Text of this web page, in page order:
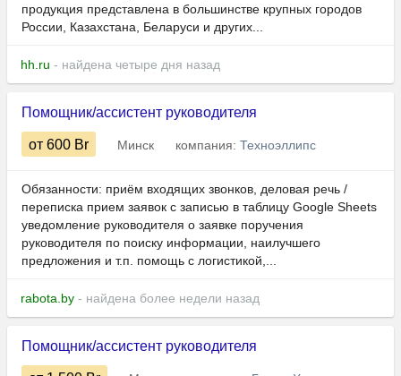
продукция представлена в большинстве крупных городов
России, Казахстана, Беларуси и других...
hh.ru - найдена четыре дня назад
Помощник/ассистент руководителя
от 600 Br Минск компания: Техноэллипс
Обязанности: приём входящих звонков, деловая речь /
переписка прием заявок с записью в таблицу Google Sheets
уведомление руководителя о заявке поручения
руководителя по поиску информации, наилучшего
предложения и т.п. помощь с логистикой,...
rabota.by - найдена более недели назад
Помощник/ассистент руководителя